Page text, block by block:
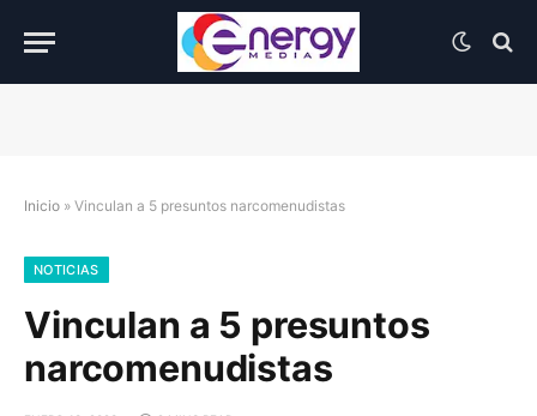
Inicio » Vinculan a 5 presuntos narcomenudistas
NOTICIAS
Vinculan a 5 presuntos
narcomenudistas